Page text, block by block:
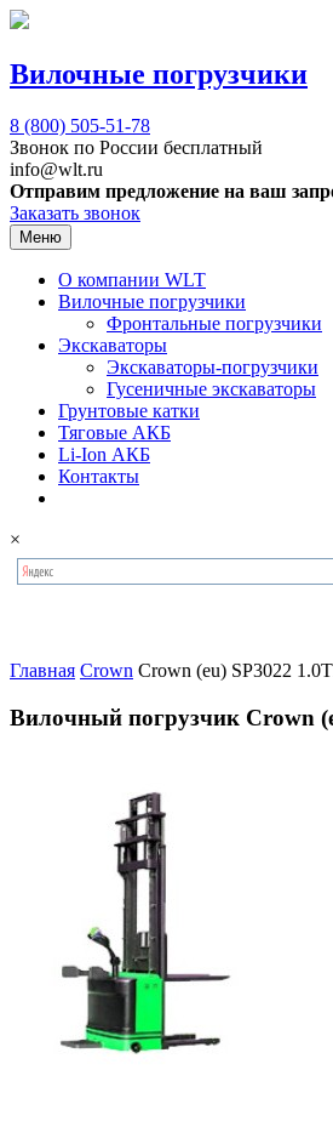
Вилочные погрузчики
8 (800) 505-51-78
Звонок по России бесплатный
info@wlt.ru
Отправим предложение на ваш
Заказать звонок
Меню
О компании WLT
Вилочные погрузчики
Фронтальные погрузчики
Экскаваторы
Экскаваторы-погрузчики
Гусеничные экскаваторы
Грунтовые катки
Тяговые АКБ
Li-Ion АКБ
Контакты
×
Главная Crown Crown (eu) SP3022
Вилочный погрузчик Crown